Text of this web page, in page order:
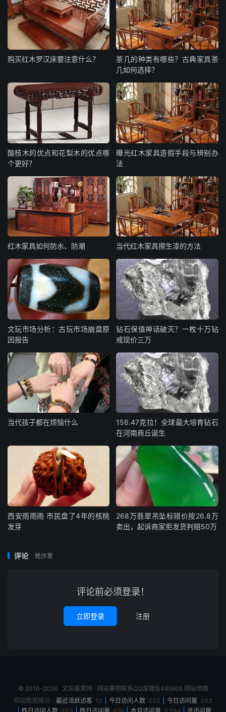
购买红木罗汉床要注意什么？
茶几的种类有哪些？古典家具茶
几如何选择？
酸枝木的优点和花梨木的优点哪
个更好？
曝光红木家具造假手段与辨别办
法
红木家具如何防水、防潮 当代红木家具擦生漆的方法
文玩市场分析：古玩市场崩盘原
因报告
钻石保值神话破灭？一枚十万钻
戒现价三万
当代孩子都在烦恼什么
156.47克拉！全球最大培育钻石
在河南商丘诞生
西安雨雨雨 市民盘了4年的核桃
发芽
268万翡翠吊坠标错价按26.8万
卖出，起诉商家拒发货判赔50万
评论 抢沙发
评论前必须登录！
立即登录 注册
© 2010-2026 文玩鉴赏网 网站事物联系QQ或微信465605 网站地图
网站数据概况 - 最近活跃访客 12 今日访问人数 252 今日访问量 263